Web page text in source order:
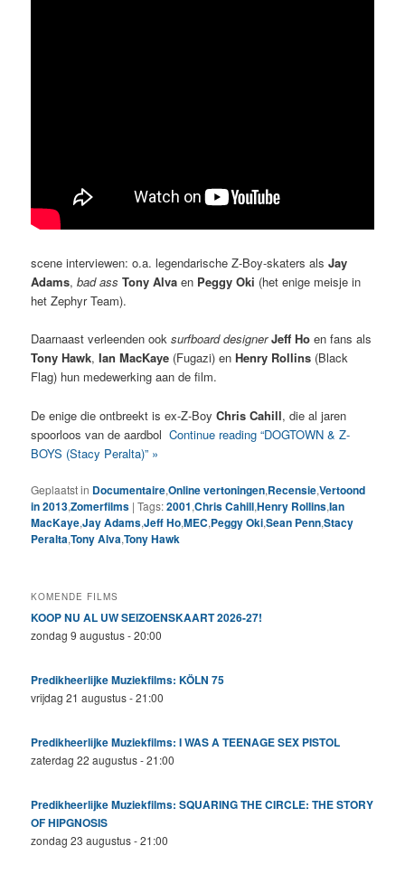
scene interviewen: o.a. legendarische Z-Boy-skaters alsJay
Adams,bad ass Tony Alvaen Peggy Oki (het enige meisje in
het Zephyr Team).
Daarnaast verleenden ooksurfboard designer Jeff Ho en fans als
Tony Hawk,Ian MacKaye (Fugazi) enHenry Rollins (Black
Flag) hun medewerking aan de film.
De enige die ontbreekt is ex-Z-BoyChris Cahill, die al jaren
spoorloos van de aardbolContinue reading “DOGTOWN & Z-
BOYS (Stacy Peralta)” »
Geplaatst in Documentaire,Online vertoningen,Recensie,Vertoond
in 2013,Zomerfilms |Tags:2001,Chris Cahill,Henry Rollins,Ian
MacKaye,Jay Adams,Jeff Ho,MEC,Peggy Oki,Sean Penn,Stacy
Peralta,Tony Alva,Tony Hawk
KOMENDE FILMS
KOOP NU AL UW SEIZOENSKAART 2026-27!
zondag 9 augustus - 20:00
Predikheerlijke Muziekfilms: KÖLN 75
vrijdag 21 augustus - 21:00
Predikheerlijke Muziekfilms: I WAS A TEENAGE SEX PISTOL
zaterdag 22 augustus - 21:00
Predikheerlijke Muziekfilms: SQUARING THE CIRCLE: THE STORY
OF HIPGNOSIS
zondag 23 augustus - 21:00